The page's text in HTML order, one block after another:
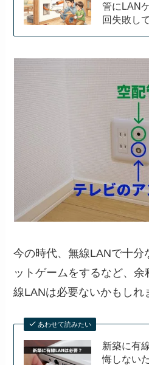
管にLAN
回失敗し
今の時代、無線LANで十分
ットゲームをするなど、
線LANは必要ないかもしれ
あわせて読みたい
新築に有
悔しない